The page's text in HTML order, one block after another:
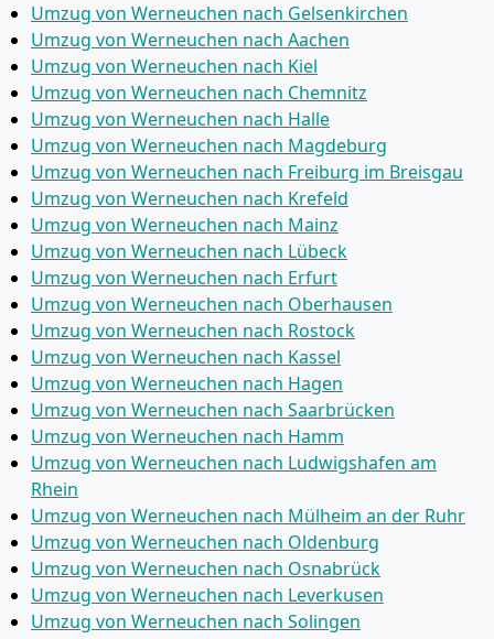
Umzug von Werneuchen nach Gelsenkirchen
Umzug von Werneuchen nach Aachen
Umzug von Werneuchen nach Kiel
Umzug von Werneuchen nach Chemnitz
Umzug von Werneuchen nach Halle
Umzug von Werneuchen nach Magdeburg
Umzug von Werneuchen nach Freiburg im Breisgau
Umzug von Werneuchen nach Krefeld
Umzug von Werneuchen nach Mainz
Umzug von Werneuchen nach Lübeck
Umzug von Werneuchen nach Erfurt
Umzug von Werneuchen nach Oberhausen
Umzug von Werneuchen nach Rostock
Umzug von Werneuchen nach Kassel
Umzug von Werneuchen nach Hagen
Umzug von Werneuchen nach Saarbrücken
Umzug von Werneuchen nach Hamm
Umzug von Werneuchen nach Ludwigshafen am
Rhein
Umzug von Werneuchen nach Mülheim an der Ruhr
Umzug von Werneuchen nach Oldenburg
Umzug von Werneuchen nach Osnabrück
Umzug von Werneuchen nach Leverkusen
Umzug von Werneuchen nach Solingen